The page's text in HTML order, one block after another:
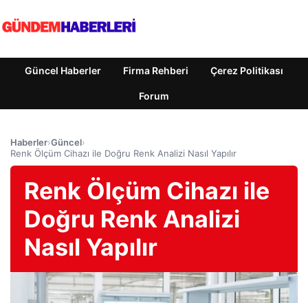
Güncel Haberler Firma Rehberi Çerez Politikası
Forum
Haberler›Güncel›
Renk Ölçüm Cihazı ile Doğru Renk Analizi Nasıl Yapılır
Renk Ölçüm Cihazı ile
Doğru Renk Analizi
Nasıl Yapılır